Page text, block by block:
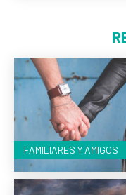
FAMILIARES Y AMIGOS